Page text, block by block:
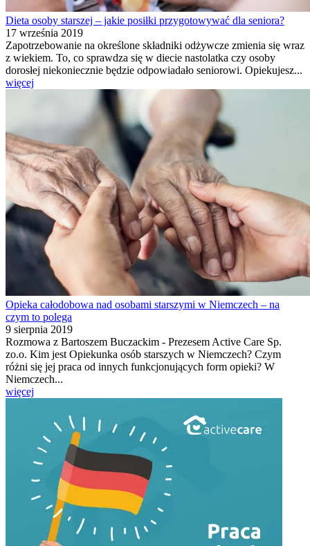
Dieta osoby starszej – jakie posiłki przygotowywać dla seniora?
17 września 2019
Zapotrzebowanie na określone składniki odżywcze zmienia się wraz
z wiekiem. To, co sprawdza się w diecie nastolatka czy osoby
dorosłej niekoniecznie będzie odpowiadało seniorowi. Opiekujesz...
więcej
Opieka całodobowa nad osobami starszymi w Niemczech – na
czym to polega
9 sierpnia 2019
Rozmowa z Bartoszem Buczackim - Prezesem Active Care Sp.
zo.o. Kim jest Opiekunka osób starszych w Niemczech? Czym
różni się jej praca od innych funkcjonujących form opieki? W
Niemczech...
więcej